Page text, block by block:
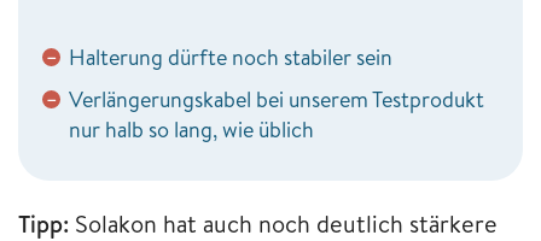
− Halterung dürfte noch stabiler sein
− Verlängerungskabel bei unserem Testprodukt
nur halb so lang, wie üblich
Tipp: Solakon hat auch noch deutlich stärkere